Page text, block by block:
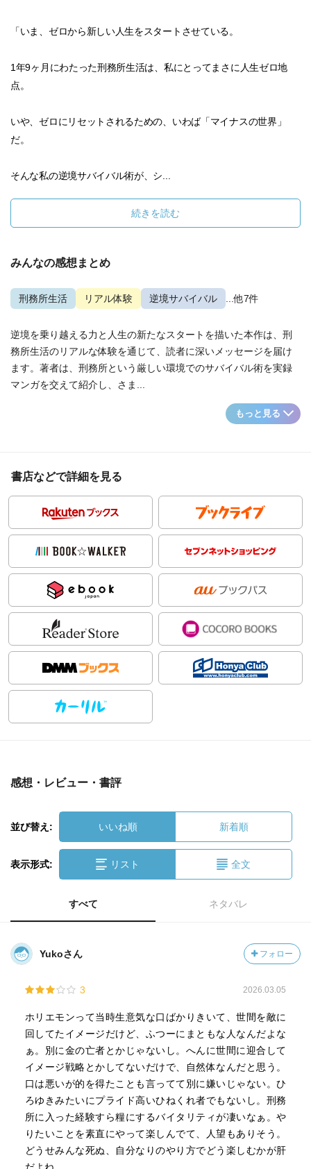
「いま、ゼロから新しい人生をスタートさせている。
1年9ヶ月にわたった刑務所生活は、私にとってまさに人生ゼロ地
点。
いや、ゼロにリセットされるための、いわば「マイナスの世界」
だ。
そんな私の逆境サバイバル術が、シ...
続きを読む
みんなの感想まとめ
刑務所生活 リアル体験 逆境サバイバル ...他7件
逆境を乗り越える力と人生の新たなスタートを描いた本作は、刑
務所生活のリアルな体験を通じて、読者に深いメッセージを届け
ます。著者は、刑務所という厳しい環境でのサバイバル術を実録
マンガを交えて紹介し、さま...
もっと見る
書店などで詳細を見る
感想・レビュー・書評
並び替え: いいね順 新着順
表示形式: リスト 全文
すべて ネタバレ
Yukoさん フォロー
3 2026.03.05
ホリエモンって当時生意気な口ばかりきいて、世間を敵に
回してたイメージだけど、ふつーにまともな人なんだよな
ぁ。別に金の亡者とかじゃないし。へんに世間に迎合して
イメージ戦略とかしてないだけで、自然体なんだと思う。
口は悪いが的を得たことも言ってて別に嫌いじゃない。ひ
ろゆきみたいにプライド高いひねくれ者でもないし。刑務
所に入った経験すら糧にするバイタリティが凄いなぁ。や
りたいことを素直にやって楽しんでて、人望もありそう。
どうせみんな死ぬ、自分なりのやり方でどう楽しむかが肝